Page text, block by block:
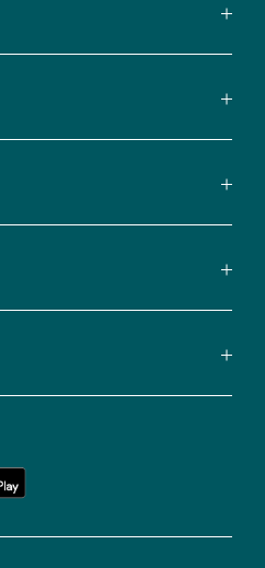
aceptas
comerciales
personalizadas
parte
Redoute.
de
en
cualquier
Para